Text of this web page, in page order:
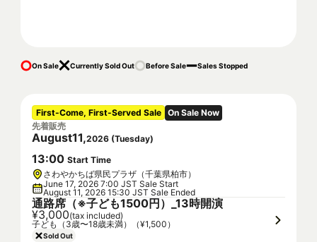
On Sale Currently Sold Out Before Sale Sales Stopped
First-Come, First-Served Sale On Sale Now
先着販売
August11,2026 (Tuesday)
13:00 Start Time
さわやかちば県民プラザ（千葉県柏市）
June 17, 2026 7:00 JST Sale Start
August 11, 2026 15:30 JST Sale Ended
通路席（※子ども1500円）_13時開演
¥3,000(tax included)
子ども（3歳〜18歳未満）（¥1,500）
Sold Out